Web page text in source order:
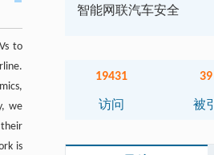
to
we
is
智能网联汽车安全
19431
访问
39
被引